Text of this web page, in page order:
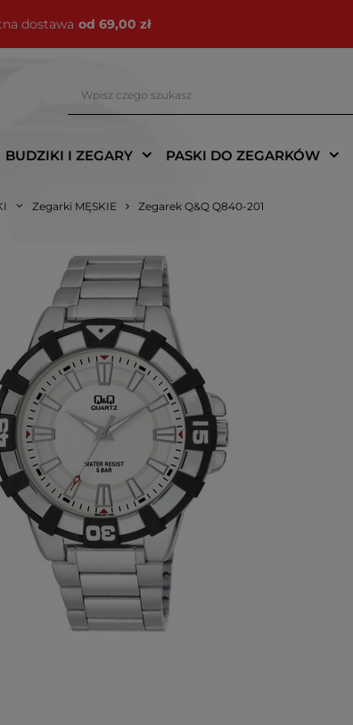
dostawa od 69,00 zł
BUDZIKI I ZEGARY PASKI DO ZEGARKÓW
Zegarki MĘSKIE Zegarek Q&Q Q840-201